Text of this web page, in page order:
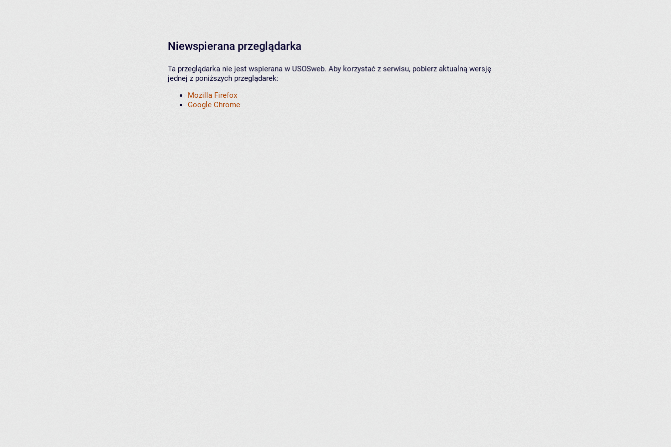
Niewspierana przeglądarka
Ta przeglądarka nie jest wspierana w USOSweb. Aby korzystać z serwisu, pobierz aktualną wersję
jednej z poniższych przeglądarek:
Mozilla Firefox
Google Chrome